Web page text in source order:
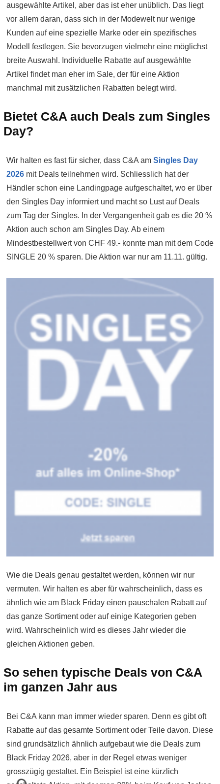
ausgewählte Artikel, aber das ist eher unüblich. Das liegt
vor allem daran, dass sich in der Modewelt nur wenige
Kunden auf eine spezielle Marke oder ein spezifisches
Modell festlegen. Sie bevorzugen vielmehr eine möglichst
breite Auswahl. Individuelle Rabatte auf ausgewählte
Artikel findet man eher im Sale, der für eine Aktion
manchmal mit zusätzlichen Rabatten belegt wird.
Bietet C&A auch Deals zum Singles
Day?
Wir halten es fast für sicher, dass C&A am Singles Day
2026 mit Deals teilnehmen wird. Schliesslich hat der
Händler schon eine Landingpage aufgeschaltet, wo er über
den Singles Day informiert und macht so Lust auf Deals
zum Tag der Singles. In der Vergangenheit gab es die 20 %
Aktion auch schon am Singles Day. Ab einem
Mindestbestellwert von CHF 49.- konnte man mit dem Code
SINGLE 20 % sparen. Die Aktion war nur am 11.11. gültig.
Wie die Deals genau gestaltet werden, können wir nur
vermuten. Wir halten es aber für wahrscheinlich, dass es
ähnlich wie am Black Friday einen pauschalen Rabatt auf
das ganze Sortiment oder auf einige Kategorien geben
wird. Wahrscheinlich wird es dieses Jahr wieder die
gleichen Aktionen geben.
So sehen typische Deals von C&A
im ganzen Jahr aus
Bei C&A kann man immer wieder sparen. Denn es gibt oft
Rabatte auf das gesamte Sortiment oder Teile davon. Diese
sind grundsätzlich ähnlich aufgebaut wie die Deals zum
Black Friday 2026, aber in der Regel etwas weniger
grosszügig gestaltet. Ein Beispiel ist eine kürzlich